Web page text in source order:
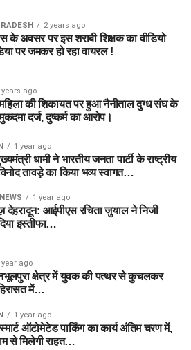
2 years ago
के अवसर पर इस शराबी शिक्षक का वीडियो
पर जमकर हो रहा वायरल !
years ago
की शिकायत पर हुआ नैनीताल दुग्ध संघ के
दर्ज, दुष्कर्म का आरोप।
1 year ago
धामी ने भारतीय जनता पार्टी के राष्ट्रीय
तावड़े का किया भव्य स्वागत…
1 year ago
देहरादून: आईपीएस रचिता जुयाल ने निजी
इस्तीफा…
year ago
क्षेत्र में युवक की पत्थर से कुचलकर
में…
1 year ago
ऑटोमेटेड पार्किंग का कार्य अंतिम चरण में,
से मिलेगी राहत…